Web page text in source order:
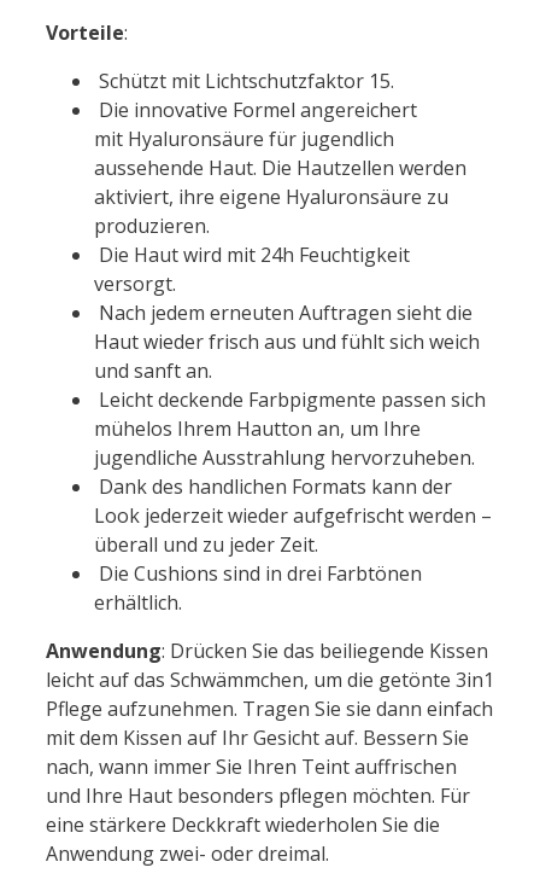
Vorteile:
Schützt mit Lichtschutzfaktor 15.
Die innovative Formel angereichert
mit Hyaluronsäure für jugendlich
aussehende Haut. Die Hautzellen werden
aktiviert, ihre eigene Hyaluronsäure zu
produzieren.
Die Haut wird mit 24h Feuchtigkeit
versorgt.
Nach jedem erneuten Auftragen sieht die
Haut wieder frisch aus und fühlt sich weich
und sanft an.
Leicht deckende Farbpigmente passen sich
mühelos Ihrem Hautton an, um Ihre
jugendliche Ausstrahlung hervorzuheben.
Dank des handlichen Formats kann der
Look jederzeit wieder aufgefrischt werden –
überall und zu jeder Zeit.
Die Cushions sind in drei Farbtönen
erhältlich.
Anwendung: Drücken Sie das beiliegende Kissen
leicht auf das Schwämmchen, um die getönte 3in1
Pflege aufzunehmen. Tragen Sie sie dann einfach
mit dem Kissen auf Ihr Gesicht auf. Bessern Sie
nach, wann immer Sie Ihren Teint auffrischen
und Ihre Haut besonders pflegen möchten. Für
eine stärkere Deckkraft wiederholen Sie die
Anwendung zwei- oder dreimal.